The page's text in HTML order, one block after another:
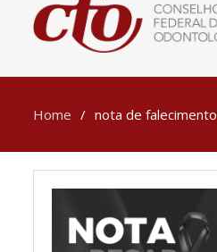
Home nota de falecimento